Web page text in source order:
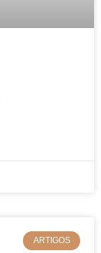
ARTIGOS